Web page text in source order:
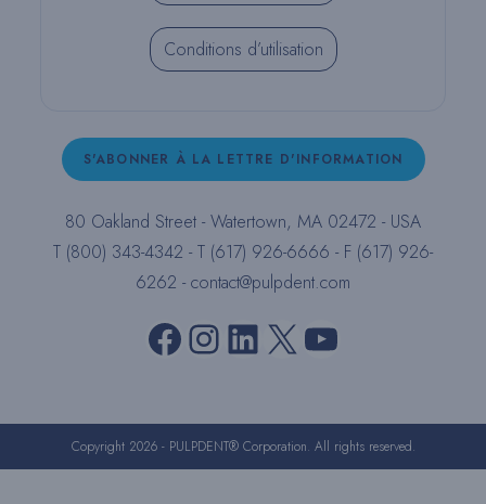
Conditions d’utilisation
S'ABONNER À LA LETTRE D'INFORMATION
80 Oakland Street - Watertown, MA 02472 - USA
T (800) 343-4342 - T (617) 926-6666 - F (617) 926-
6262 - contact@pulpdent.com
FacebookInstagramLinkedIn YouTube
Copyright 2026 - PULPDENT® Corporation. All rights reserved.